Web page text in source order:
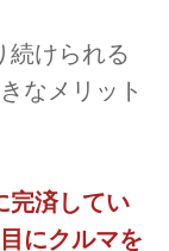
続けられる
なメリット
完済してい
にクルマを